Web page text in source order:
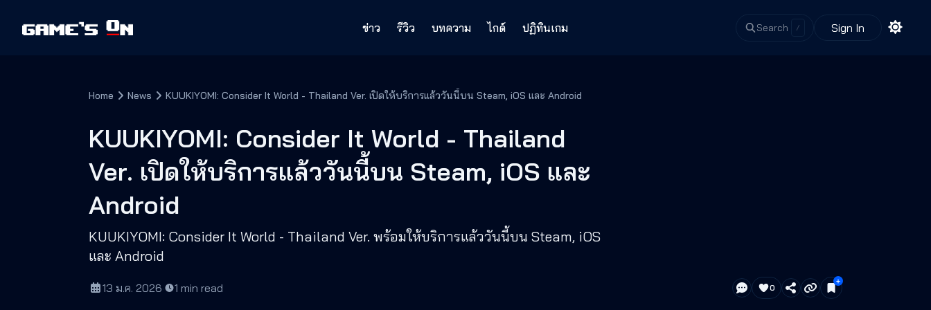
ข่าว รีวิว บทความ ไกด์ ปฏิทินเกม Search / Sign In
Home News KUUKIYOMI: Consider It World - Thailand Ver. เปิดให้บริการแล้ววันนี้บน Steam, iOS และ Android
KUUKIYOMI: Consider It World - Thailand
Ver. เปิดให้บริการแล้ววันนี้บน Steam, iOS และ
Android
KUUKIYOMI: Consider It World - Thailand Ver. พร้อมให้บริการแล้ววันนี้บน Steam, iOS
และ Android
13 ม.ค. 2026· 1 min read 0